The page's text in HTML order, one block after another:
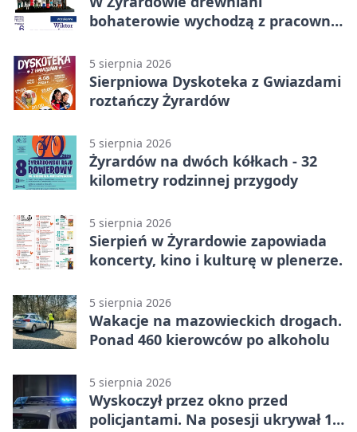
bohaterowie wychodzą z pracowni
5 sierpnia 2026
Sierpniowa Dyskoteka z Gwiazdami
roztańczy Żyrardów
5 sierpnia 2026
Żyrardów na dwóch kółkach - 32
kilometry rodzinnej przygody
5 sierpnia 2026
Sierpień w Żyrardowie zapowiada
koncerty, kino i kulturę w plenerze.
5 sierpnia 2026
Wakacje na mazowieckich drogach.
Ponad 460 kierowców po alkoholu
5 sierpnia 2026
Wyskoczył przez okno przed
policjantami. Na posesji ukrywał 12